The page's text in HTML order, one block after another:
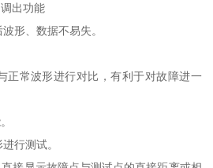
出功能
形、数据不易失。
正常波形进行对比，有利于对故障进一
行测试。